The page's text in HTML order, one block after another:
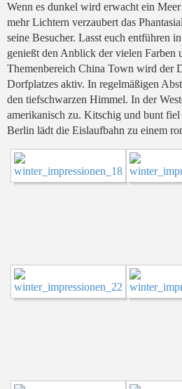
Wenn es dunkel wird erwacht ein
mehr Lichtern verzaubert das
seine Besucher. Lasst euch entführen
genießt den Anblick der vielen
Themenbereich China Town wird der
Dorfplatzes aktiv. In regelmäßigen
den tiefschwarzen Himmel. In der
amerikanisch zu. Kitschig und bunt
Berlin lädt die Eislaufbahn zu einem